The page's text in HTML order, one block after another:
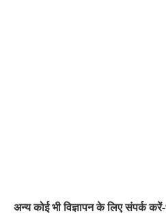
अन्य कोई भी विज्ञापन के लिए संपर्क